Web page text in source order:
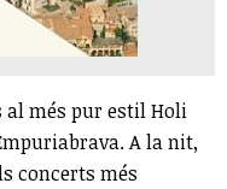
al més pur estil Holi
A la nit,
concerts més